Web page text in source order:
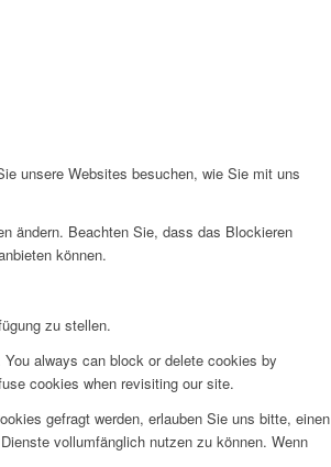
unsere Websites besuchen, wie Sie mit uns
ändern. Beachten Sie, dass das Blockieren
können.
zu stellen.
always can block or delete cookies by
cookies when revisiting our site.
gefragt werden, erlauben Sie uns bitte, einen
vollumfänglich nutzen zu können. Wenn